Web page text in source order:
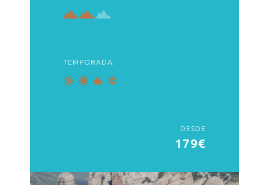
TEMPORADA:
DESDE
179€